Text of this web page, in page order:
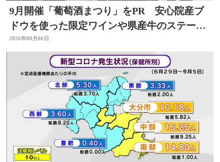
9月開催「葡萄酒まつり」をPR 安心院産ブ
ドウを使った限定ワインや県産牛のステーキ
など 大分
2026年08月06日